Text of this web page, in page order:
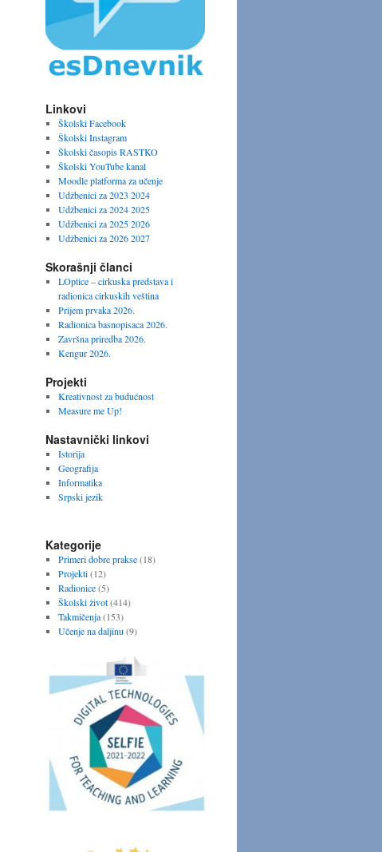
Linkovi
Školski Facebook
Školski Instagram
Školski časopis RASTKO
Školski YouTube kanal
Moodle platforma za učenje
Udžbenici za 2023 2024
Udžbenici za 2024 2025
Udžbenici za 2025 2026
Udžbenici za 2026 2027
Skorašnji članci
LOptice – cirkuska predstava i
radionica cirkuskih veština
Prijem prvaka 2026.
Radionica basnopisaca 2026.
Završna priredba 2026.
Kengur 2026.
Projekti
Kreativnost za budućnost
Measure me Up!
Nastavnički linkovi
Istorija
Geografija
Informatika
Srpski jezik
Kategorije
Primeri dobre prakse(18)
Projekti(12)
Radionice(5)
Školski život(414)
Takmičenja(153)
Učenje na daljinu(9)